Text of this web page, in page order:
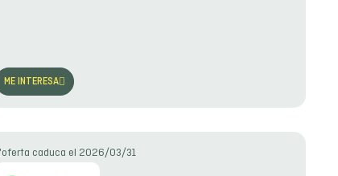
ME INTERESA
caduca el 2026/03/31